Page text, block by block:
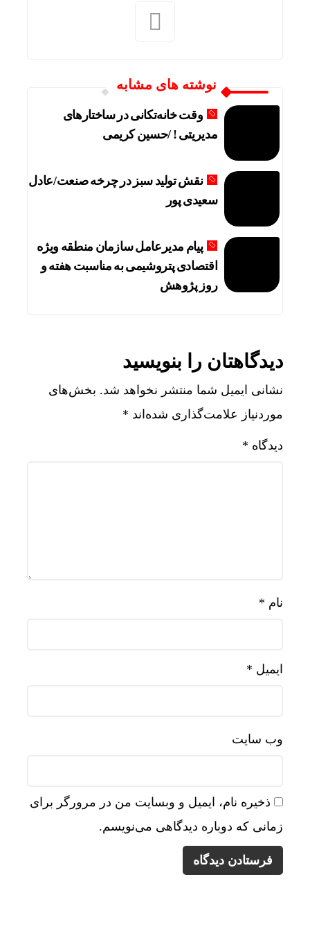
نوشته های مشابه
وقت خانه‌تکانی در ساختارهای
مدیریتی ! /حسین کریمی
نقش تولید سبز در چرخه صنعت/عادل
سعیدی پور
پیام مدیرعامل سازمان منطقه ویژه
اقتصادی پتروشیمی به مناسبت هفته و
روز پژوهش
دیدگاهتان را بنویسید
نشانی ایمیل شما منتشر نخواهد شد. بخش‌های
موردنیاز علامت‌گذاری شده‌اند *
دیدگاه *
نام *
ایمیل *
وب‌ سایت
ذخیره نام، ایمیل و وبسایت من در مرورگر برای
زمانی که دوباره دیدگاهی می‌نویسم.